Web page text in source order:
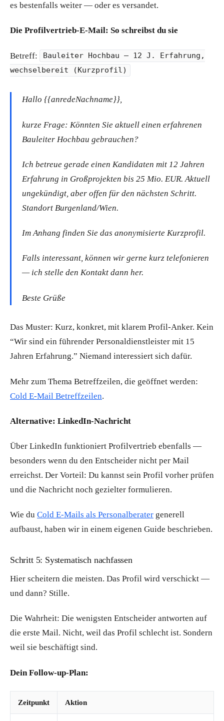
es bestenfalls weiter — oder es versandet.
Die Profilvertrieb-E-Mail: So schreibst du sie
Betreff:
Bauleiter Hochbau — 12 J. Erfahrung,
wechselbereit (Kurzprofil)
Hallo {{anredeNachname}},
kurze Frage: Könnten Sie aktuell einen erfahrenen
Bauleiter Hochbau gebrauchen?
Ich betreue gerade einen Kandidaten mit 12 Jahren
Erfahrung in Großprojekten bis 25 Mio. EUR. Aktuell
ungekündigt, aber offen für den nächsten Schritt.
Standort Burgenland/Wien.
Im Anhang finden Sie das anonymisierte Kurzprofil.
Falls interessant, können wir gerne kurz telefonieren
— ich stelle den Kontakt dann her.
Beste Grüße
Das Muster: Kurz, konkret, mit klarem Profil-Anker. Kein
“Wir sind ein führender Personaldienstleister mit 15
Jahren Erfahrung.” Niemand interessiert sich dafür.
Mehr zum Thema Betreffzeilen, die geöffnet werden:
Cold E-Mail Betreffzeilen.
Alternative: LinkedIn-Nachricht
Über LinkedIn funktioniert Profilvertrieb ebenfalls —
besonders wenn du den Entscheider nicht per Mail
erreichst. Der Vorteil: Du kannst sein Profil vorher prüfen
und die Nachricht noch gezielter formulieren.
Wie du Cold E-Mails als Personalberater generell
aufbaust, haben wir in einem eigenen Guide beschrieben.
Schritt 5: Systematisch nachfassen
Hier scheitern die meisten. Das Profil wird verschickt —
und dann? Stille.
Die Wahrheit: Die wenigsten Entscheider antworten auf
die erste Mail. Nicht, weil das Profil schlecht ist. Sondern
weil sie beschäftigt sind.
Dein Follow-up-Plan:
Zeitpunkt Aktion